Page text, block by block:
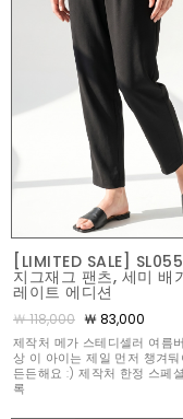
[LIMITED SALE]
지그재그 팬츠, 세미 배
레이트 에디션
￦ 118,000 ￦ 83,000
제작처 메가 스테디셀러 여름
상 이 아이는 제일 먼저 챙겨둬
든든해요 :) 제작처 한정 스페
록